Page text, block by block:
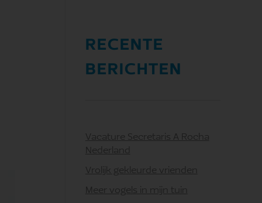
RECENTE
BERICHTEN
Vacature Secretaris A Rocha
Nederland
Vrolijk gekleurde vrienden
Meer vogels in mijn tuin